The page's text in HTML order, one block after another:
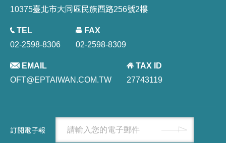
10375臺北市大同區民族西路256號2樓
TEL
02-2598-8306
FAX
02-2598-8309
EMAIL
OFT@EPTAIWAN.COM.TW
TAX ID
27743119
訂閱電子報